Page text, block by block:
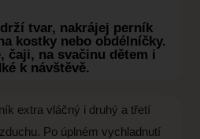
tvar, nakrájej perník
kostky nebo obdélníčky.
čaji, na svačinu dětem i
k návštěvě.
extra vláčný i druhý a třetí
Po úplném vychladnutí